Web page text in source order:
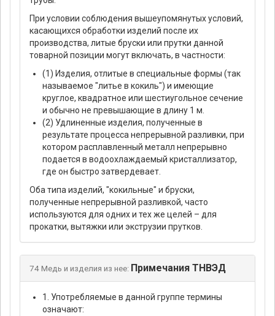
При условии соблюдения вышеупомянутых условий,
касающихся обработки изделий после их
производства, литые бруски или прутки данной
товарной позиции могут включать, в частности:
(1) Изделия, отлитые в специальные формы (так
называемое "литье в кокиль") и имеющие
круглое, квадратное или шестиугольное сечение
и обычно не превышающие в длину 1 м.
(2) Удлиненные изделия, полученные в
результате процесса непрерывной разливки, при
котором расплавленный металл непрерывно
подается в водоохлаждаемый кристаллизатор,
где он быстро затвердевает.
Оба типа изделий, "кокильные" и бруски,
полученные непрерывной разливкой, часто
используются для одних и тех же целей – для
прокатки, вытяжки или экструзии прутков.
74 Медь и изделия из нее: Примечания ТНВЭД
1. Употребляемые в данной группе термины
означают: